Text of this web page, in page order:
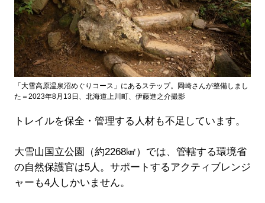
「大雪高原温泉沼めぐりコース」にあるステップ。岡崎さんが整備しまし
た＝2023年8月13日、北海道上川町、伊藤進之介撮影
トレイルを保全・管理する人材も不足しています。
大雪山国立公園（約2268㎢）では、管轄する環境省
の自然保護官は5人。サポートするアクティブレンジ
ャーも4人しかいません。